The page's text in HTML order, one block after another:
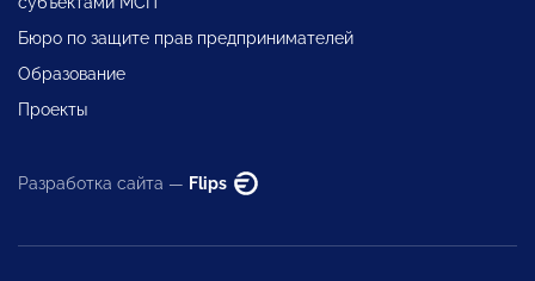
Бюро по защите прав предпринимателей
Образование
Проекты
Разработка сайта — Flips